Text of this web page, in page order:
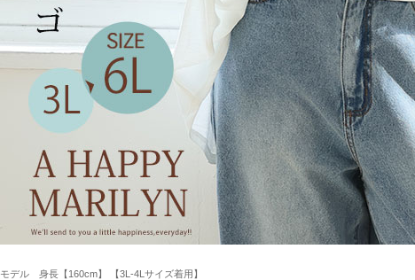
モデル 身長【160cm】 【3L-4Lサイズ着用】